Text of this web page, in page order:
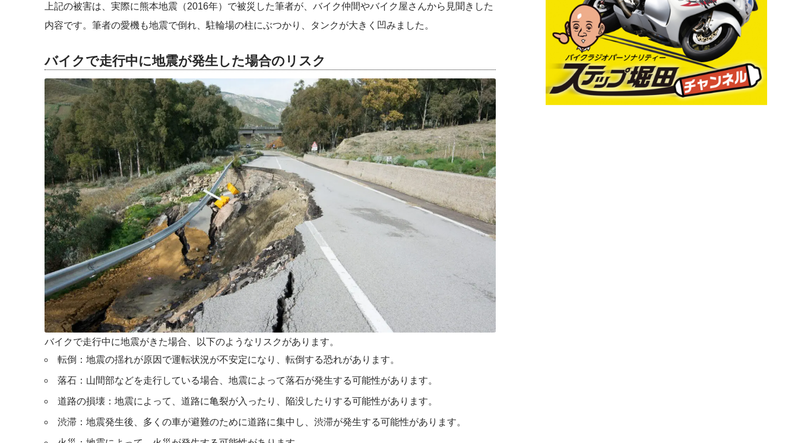
上記の被害は、実際に熊本地震（2016年）で被災した筆者が、バイク仲間やバイク屋さんから見聞きした
内容です。筆者の愛機も地震で倒れ、駐輪場の柱にぶつかり、タンクが大きく凹みました。
バイクで走行中に地震が発生した場合のリスク
バイクで走行中に地震がきた場合、以下のようなリスクがあります。
転倒：地震の揺れが原因で運転状況が不安定になり、転倒する恐れがあります。
落石：山間部などを走行している場合、地震によって落石が発生する可能性があります。
道路の損壊：地震によって、道路に亀裂が入ったり、陥没したりする可能性があります。
渋滞：地震発生後、多くの車が避難のために道路に集中し、渋滞が発生する可能性があります。